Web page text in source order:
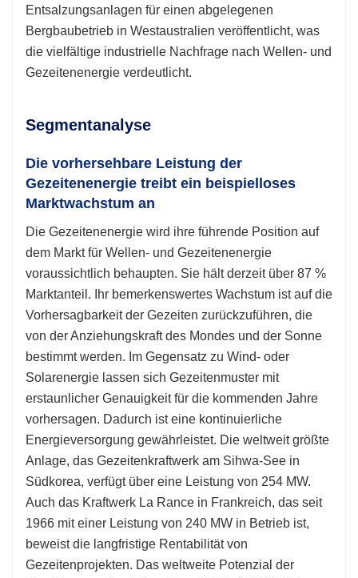
Entsalzungsanlagen für einen abgelegenen
Bergbaubetrieb in Westaustralien veröffentlicht, was
die vielfältige industrielle Nachfrage nach Wellen- und
Gezeitenenergie verdeutlicht.
Segmentanalyse
Die vorhersehbare Leistung der
Gezeitenenergie treibt ein beispielloses
Marktwachstum an
Die Gezeitenenergie wird ihre führende Position auf
dem Markt für Wellen- und Gezeitenenergie
voraussichtlich behaupten. Sie hält derzeit über 87 %
Marktanteil. Ihr bemerkenswertes Wachstum ist auf die
Vorhersagbarkeit der Gezeiten zurückzuführen, die
von der Anziehungskraft des Mondes und der Sonne
bestimmt werden. Im Gegensatz zu Wind- oder
Solarenergie lassen sich Gezeitenmuster mit
erstaunlicher Genauigkeit für die kommenden Jahre
vorhersagen. Dadurch ist eine kontinuierliche
Energieversorgung gewährleistet. Die weltweit größte
Anlage, das Gezeitenkraftwerk am Sihwa-See in
Südkorea, verfügt über eine Leistung von 254 MW.
Auch das Kraftwerk La Rance in Frankreich, das seit
1966 mit einer Leistung von 240 MW in Betrieb ist,
beweist die langfristige Rentabilität von
Gezeitenprojekten. Das weltweite Potenzial der